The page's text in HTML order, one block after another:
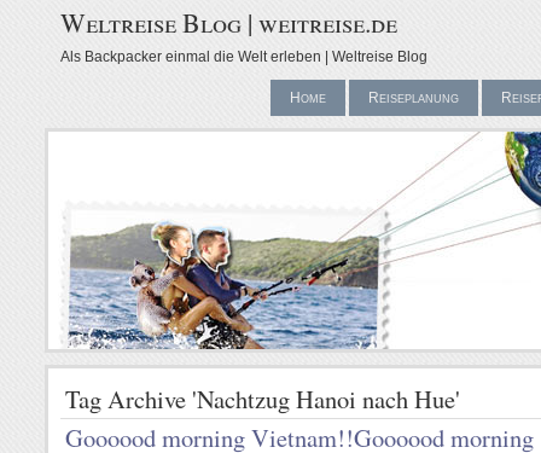
Weltreise Blog | weitreise.de
Als Backpacker einmal die Welt erleben | Weltreise Blog
Home Reiseplanung
Tag Archive 'Nachtzug Hanoi nach Hue'
Goooood morning Vietnam!!Goooood morning